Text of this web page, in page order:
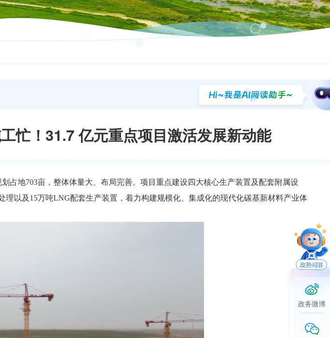
忙！31.7 亿元重点项目激活发展新动能
占地703亩，整体体量大、布局完善。项目重点建设四大核心生产装置及配套附属设
理以及15万吨LNG配套生产装置，着力构建规模化、集成化的现代化碳基新材料产业体
政务微博